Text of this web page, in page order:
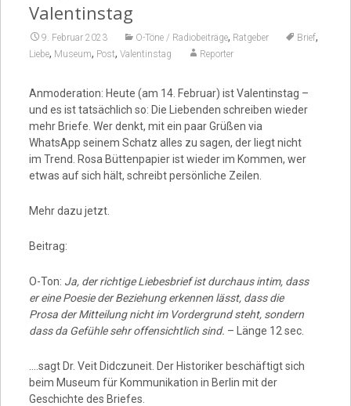
Valentinstag
9. Februar 2023 O-Töne / Radiobeiträge, Ratgeber Brief,
Liebe, Museum, Post, Valentinstag Reporter
Anmoderation: Heute (am 14. Februar) ist Valentinstag –
und es ist tatsächlich so: Die Liebenden schreiben wieder
mehr Briefe. Wer denkt, mit ein paar Grüßen via
WhatsApp seinem Schatz alles zu sagen, der liegt nicht
im Trend. Rosa Büttenpapier ist wieder im Kommen, wer
etwas auf sich hält, schreibt persönliche Zeilen.
Mehr dazu jetzt.
Beitrag:
O-Ton: Ja, der richtige Liebesbrief ist durchaus intim, dass
er eine Poesie der Beziehung erkennen lässt, dass die
Prosa der Mitteilung nicht im Vordergrund steht, sondern
dass da Gefühle sehr offensichtlich sind. – Länge 12 sec.
….sagt Dr. Veit Didczuneit. Der Historiker beschäftigt sich
beim Museum für Kommunikation in Berlin mit der
Geschichte des Briefes.